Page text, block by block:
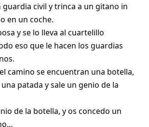
guardia civil y trinca a un gitano in
en un coche.
y se lo lleva al cuartelillo
eso que le hacen los guardias
camino se encuentran una botella,
patada y sale un genio de la
de la botella, y os concedo un